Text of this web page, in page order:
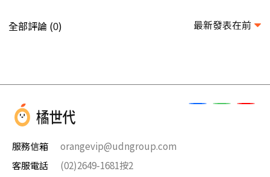
全部評論 (0) 最新發表在前
服務信箱
orangevip@udngroup.com
客服電話
(02)2649-1681按2